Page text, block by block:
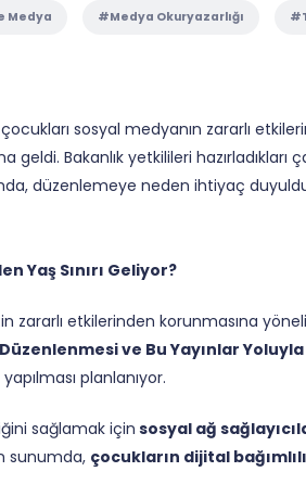
Medya #Medya Okuryazarlığı
sosyal medyanın zararlı
geldi. Bakanlık yetkilileri hazırladıkları
düzenlemeye neden ihtiyaç
Yaş Sınırı Geliyor?
zararlı etkilerinden korunmasına
ve Bu Yayınlar
planlanıyor.
sağlamak için sosyal ağ
sunumda, çocukların dijital